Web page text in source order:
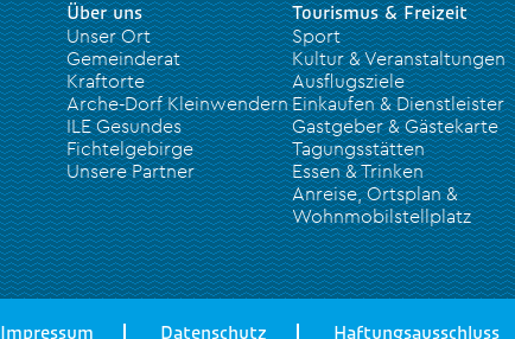
Über uns
Unser Ort
Gemeinderat
Kraftorte
Arche-Dorf Kleinwendern
ILE Gesundes
Fichtelgebirge
Unsere Partner
Tourismus & Freizeit
Sport
Kultur & Veranstaltungen
Ausflugsziele
Einkaufen & Dienstleister
Gastgeber & Gästekarte
Tagungsstätten
Essen & Trinken
Anreise, Ortsplan &
Wohnmobilstellplatz
Impressum Datenschutz Haftungsausschluss